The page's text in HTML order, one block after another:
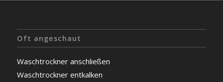
Oft angeschaut
Waschtrockner anschließen
Waschtrockner entkalken